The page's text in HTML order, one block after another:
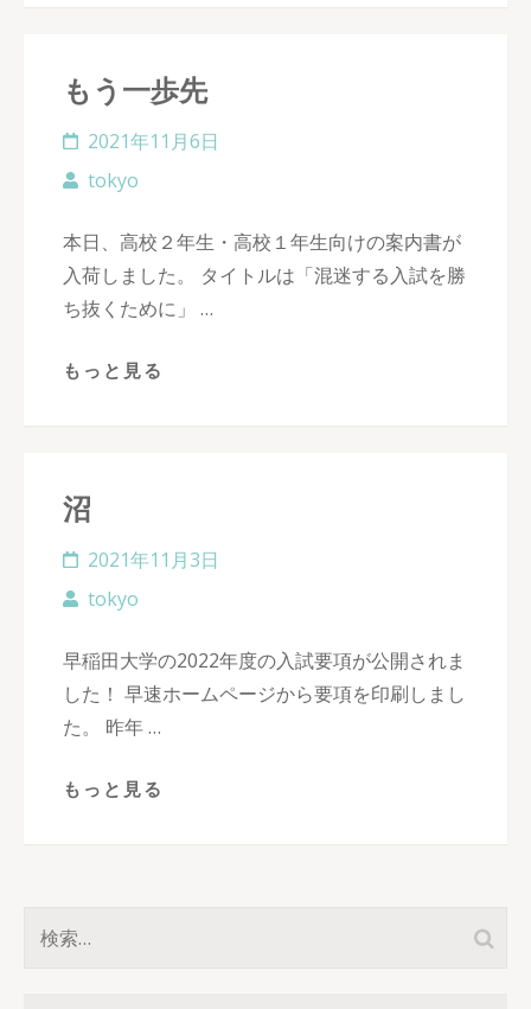
もう一歩先
2021年11月6日
tokyo
本日、高校２年生・高校１年生向けの案内書が
入荷しました。 タイトルは「混迷する入試を勝
ち抜くために」 …
もっと見る
沼
2021年11月3日
tokyo
早稲田大学の2022年度の入試要項が公開されま
した！ 早速ホームページから要項を印刷しまし
た。 昨年 …
もっと見る
検